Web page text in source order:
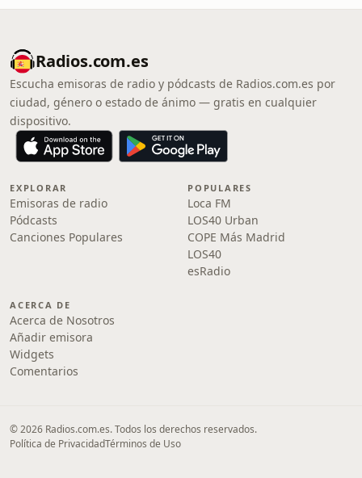
Radios.com.es
Escucha emisoras de radio y pódcasts de Radios.com.es por
ciudad, género o estado de ánimo — gratis en cualquier
dispositivo.
EXPLORAR
Emisoras de radio
Pódcasts
Canciones Populares
POPULARES
Loca FM
LOS40 Urban
COPE Más Madrid
LOS40
esRadio
ACERCA DE
Acerca de Nosotros
Añadir emisora
Widgets
Comentarios
© 2026 Radios.com.es. Todos los derechos reservados.
Política de PrivacidadTérminos de Uso